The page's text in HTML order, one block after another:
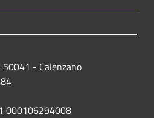
- Calenzano
000106294008